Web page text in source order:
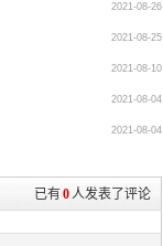
2021-08-26
2021-08-25
2021-08-10
2021-08-04
2021-08-04
已有0人发表了评论